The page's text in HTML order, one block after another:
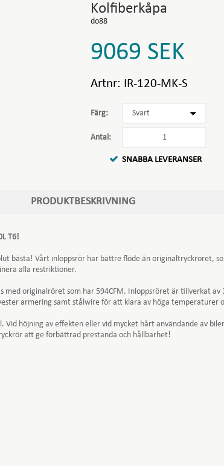
Kolfiberkåpa
do88
9069 SEK
Artnr: IR-120-MK-S
Färg:
Antal:
SNABBA LEVERANSER
PRODUKTBESKRIVNING
T6!
bästa! Vårt inloppsrör har bättre flöde än originaltryckröret,
alla restriktioner.
originalröret som har 594CFM. Inloppsröret är tillverkat
armering samt stålwire för att klara av höga temperaturer
höjning av effekten eller vid mycket hårt användande av
att ge förbättrad prestanda och hållbarhet!